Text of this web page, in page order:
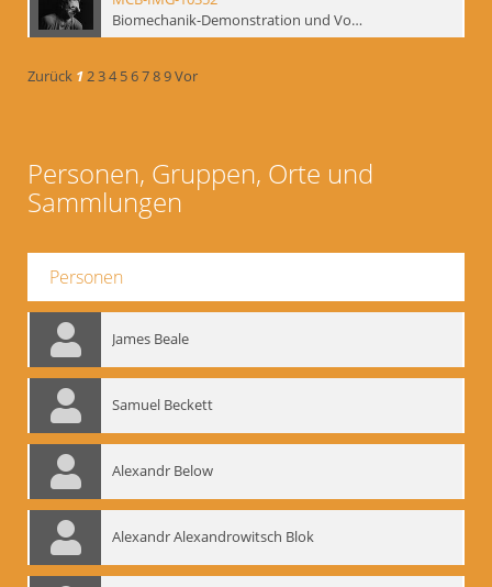
Biomechanik-Demonstration und Vortrag, Berliner Ensemble, 04.10.1991
Zurück 1234 56789Vor
Personen, Gruppen, Orte und
Sammlungen
Personen
James Beale
Samuel Beckett
Alexandr Below
Alexandr Alexandrowitsch Blok